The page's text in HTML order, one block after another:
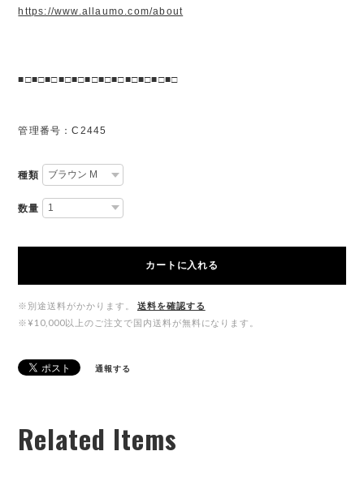
https://www.allaumo.com/about
■□■□■□■□■□■□■□■□■□■□■□■□
管理番号：C2445
種類
数量
カートに入れる
※別途送料がかかります。
送料を確認する
※¥10,000以上のご注文で国内送料が無料になります。
通報する
Related Items